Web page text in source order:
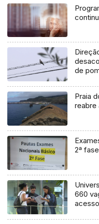
de
Praia
reabre
2ª
660
acesso